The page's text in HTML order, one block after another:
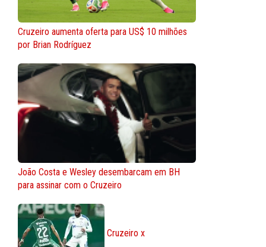
Cruzeiro aumenta oferta para US$ 10 milhões
por Brian Rodríguez
João Costa e Wesley desembarcam em BH
para assinar com o Cruzeiro
Cruzeiro x